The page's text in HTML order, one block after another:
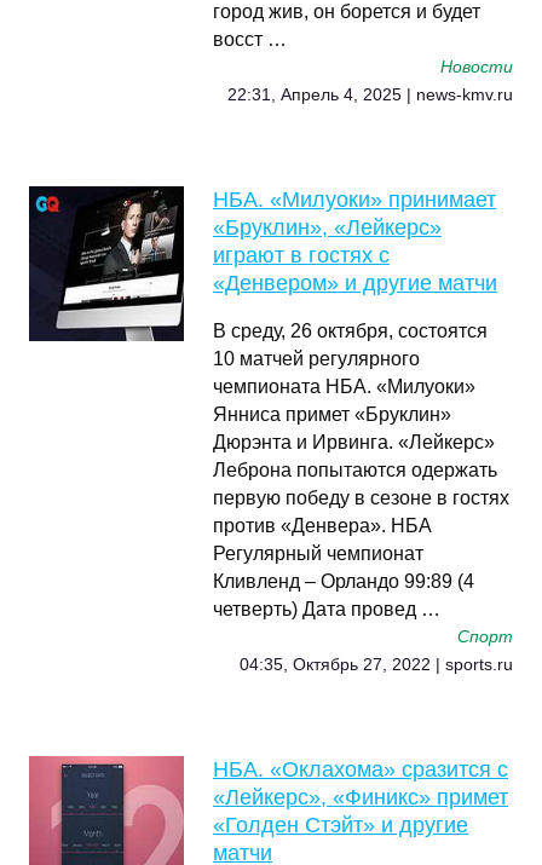
город жив, он борется и будет
восст …
Новости
22:31, Апрель 4, 2025 | news-kmv.ru
НБА. «Милуоки» принимает
«Бруклин», «Лейкерс»
играют в гостях с
«Денвером» и другие матчи
В среду, 26 октября, состоятся
10 матчей регулярного
чемпионата НБА. «Милуоки»
Янниса примет «Бруклин»
Дюрэнта и Ирвинга. «Лейкерс»
Леброна попытаются одержать
первую победу в сезоне в гостях
против «Денвера». НБА
Регулярный чемпионат
Кливленд – Орландо 99:89 (4
четверть) Дата провед …
Спорт
04:35, Октябрь 27, 2022 | sports.ru
НБА. «Оклахома» сразится с
«Лейкерс», «Финикс» примет
«Голден Стэйт» и другие
матчи